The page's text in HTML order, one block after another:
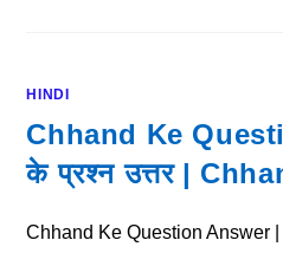
HINDI
Chhand Ke
के प्रश्न उत्तर |
Chhand Ke Question Answer |